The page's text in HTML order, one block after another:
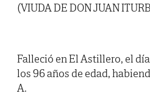
(VIUDA DE DON JUAN
Falleció en El Astillero, el
los 96 años de edad,
A.